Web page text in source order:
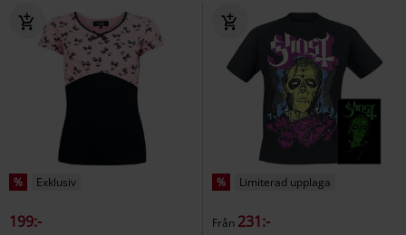
% Exklusiv
199:-
% Limiterad upplaga
Från 231:-